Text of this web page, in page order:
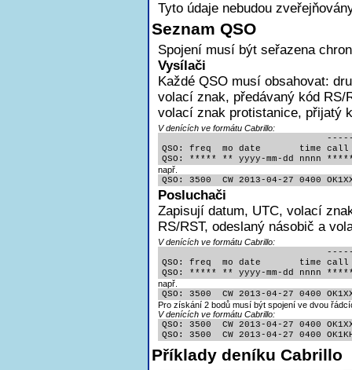
Tyto údaje nebudou
Seznam QSO
Spojení musí být seřazena
Vysílači
Každé QSO musí obsahovat:
volací znak, předávaný kód RS/
volací znak protistanice, přijatý
V denících ve formátu Cabrillo:
QSO: freq  mo date       time
QSO: ***** ** yyyy-mm-dd nnnn
např.
QSO: 3500  CW 2013-04-27 0400
Posluchači
Zapisují datum, UTC, volací
RS/RST, odeslaný násobič a
V denících ve formátu Cabrillo:
QSO: freq  mo date       time
QSO: ***** ** yyyy-mm-dd nnnn
např.
QSO: 3500  CW 2013-04-27 0400
Pro získání 2 bodů musí být spojení ve dvou
V denících ve formátu Cabrillo:
QSO: 3500  CW 2013-04-27 0400
QSO: 3500  CW 2013-04-27 0400
Příklady deníku Cabrillo